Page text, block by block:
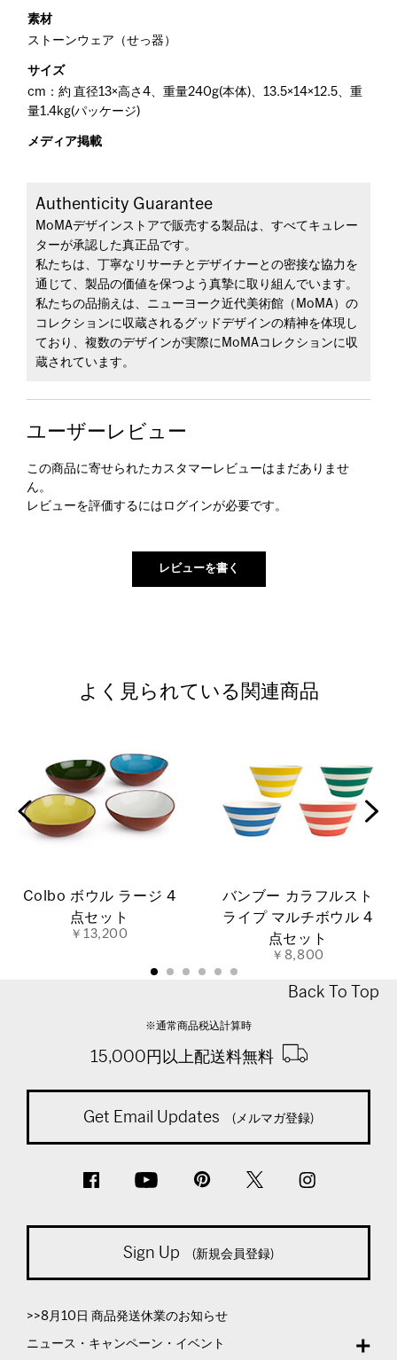
素材
ストーンウェア（せっ器）
サイズ
cm：約 直径13×高さ4、重量240g(本体)、13.5×14×12.5、重
量1.4kg(パッケージ)
メディア掲載
Authenticity Guarantee
MoMAデザインストアで販売する製品は、すべてキュレー
ターが承認した真正品です。
私たちは、丁寧なリサーチとデザイナーとの密接な協力を
通じて、製品の価値を保つよう真摯に取り組んでいます。
私たちの品揃えは、ニューヨーク近代美術館（MoMA）の
コレクションに収蔵されるグッドデザインの精神を体現し
ており、複数のデザインが実際にMoMAコレクションに収
蔵されています。
ユーザーレビュー
この商品に寄せられたカスタマーレビューはまだありませ
ん。
レビューを評価するには ログインが必要です。
よく見られている関連商品
Colbo ボウル ラージ 4
点セット
￥13,200
バンブー カラフルスト
ライプ マルチボウル 4
点セット
￥8,800
Back To Top
※通常商品税込計算時
15,000円以上配送料無料
Get Email Updates (メルマガ登録)
Sign Up (新規会員登録)
>>8月10日 商品発送休業のお知らせ
ニュース・キャンペーン・イベント